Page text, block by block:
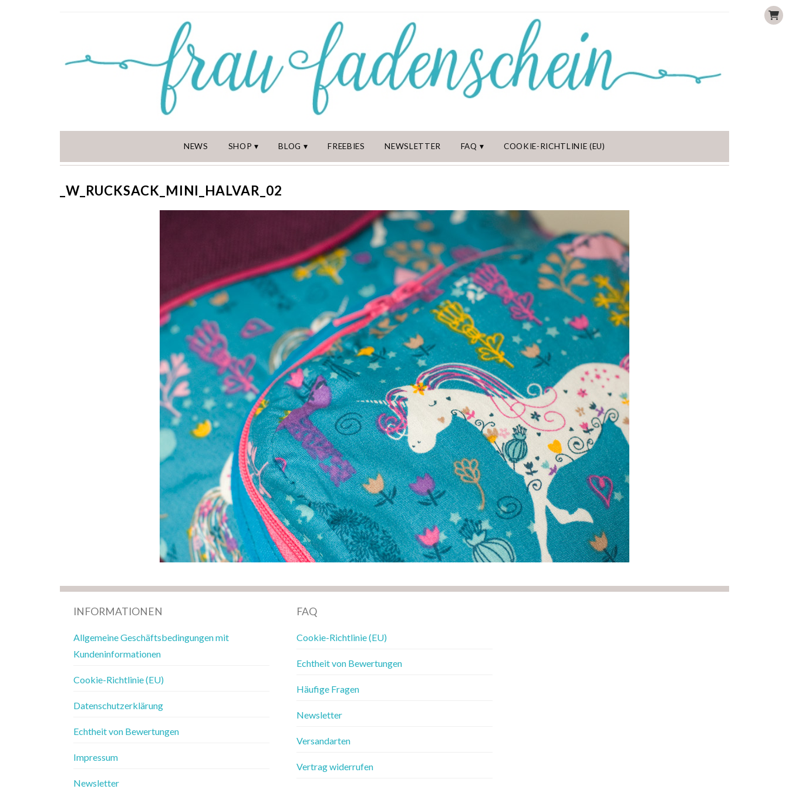
NEWS SHOP BLOG FREEBIES NEWSLETTER FAQ COOKIE-RICHTLINIE (EU)
_W_RUCKSACK_MINI_HALVAR_02
INFORMATIONEN
Allgemeine Geschäftsbedingungen mit
Kundeninformationen
Cookie-Richtlinie (EU)
Datenschutzerklärung
Echtheit von Bewertungen
Impressum
Newsletter
FAQ
Cookie-Richtlinie (EU)
Echtheit von Bewertungen
Häufige Fragen
Newsletter
Versandarten
Vertrag widerrufen